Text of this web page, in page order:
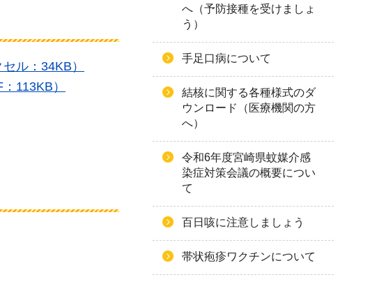
ル：34KB）
113KB）
へ（予防接種を受けましょ
う）
手足口病について
結核に関する各種様式のダ
ウンロード（医療機関の方
へ）
令和6年度宮崎県蚊媒介感
染症対策会議の概要につい
て
百日咳に注意しましょう
帯状疱疹ワクチンについて